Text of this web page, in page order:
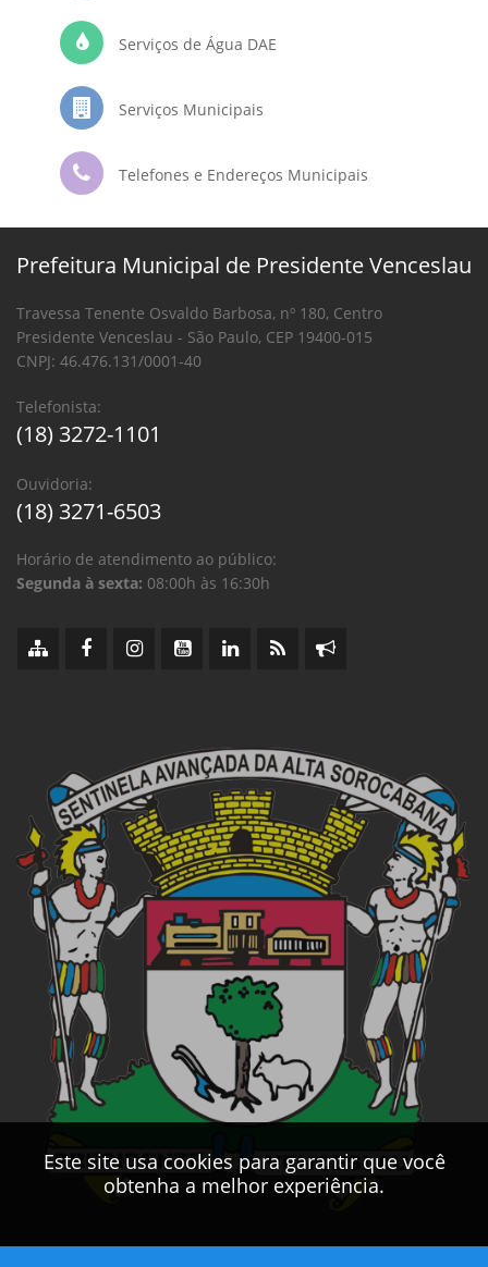
Serviços de Água DAE
Serviços Municipais
Telefones e Endereços Municipais
Este site usa cookies para garantir que você
obtenha a melhor experiência.
Prefeitura Municipal de Presidente Venceslau
Travessa Tenente Osvaldo Barbosa, nº 180, Centro
Presidente Venceslau - São Paulo, CEP 19400-015
CNPJ: 46.476.131/0001-40
Telefonista:
(18) 3272-1101
Ouvidoria:
(18) 3271-6503
Horário de atendimento ao público:
Segunda à sexta: 08:00h às 16:30h